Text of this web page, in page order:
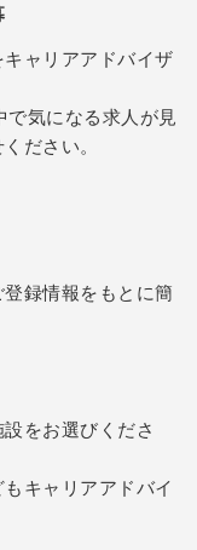
ャリアアドバイザ
で気になる求人が見
ださい。
録情報をもとに簡
をお選びくださ
キャリアアドバイ